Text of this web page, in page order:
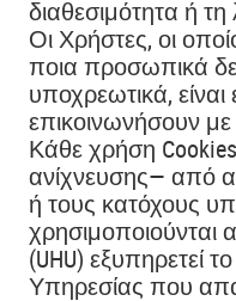
διαθεσιμότητα ή
Οι Χρήστες, οι
ποια προσωπικά
υποχρεωτικά,
επικοινωνήσουν
Κάθε χρήση
ανίχνευσης— από
ή τους κατόχους
χρησιμοποιούνται
(UHU) εξυπηρετεί
Υπηρεσίας που